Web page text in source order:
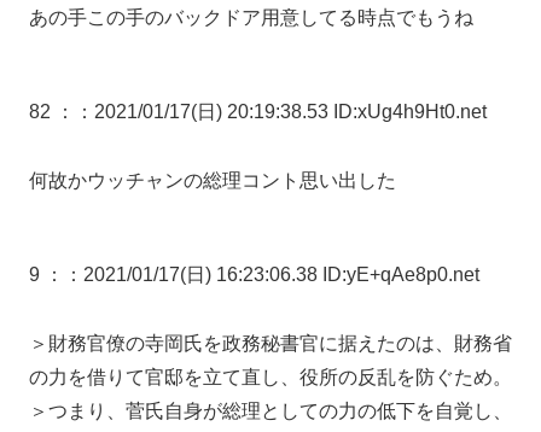
あの手この手のバックドア用意してる時点でもうね
82 ： ：2021/01/17(日) 20:19:38.53 ID:xUg4h9Ht0.net
何故かウッチャンの総理コント思い出した
9 ： ：2021/01/17(日) 16:23:06.38 ID:yE+qAe8p0.net
＞財務官僚の寺岡氏を政務秘書官に据えたのは、財務省
の力を借りて官邸を立て直し、役所の反乱を防ぐため。
＞つまり、菅氏自身が総理としての力の低下を自覚し、